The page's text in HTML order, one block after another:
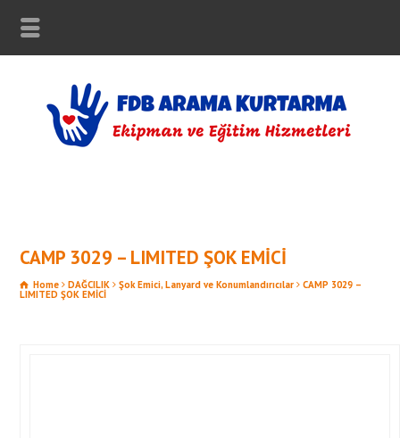
CAMP 3029 – LIMITED ŞOK EMİCİ
Home DAĞCILIK Şok Emici, Lanyard ve Konumlandırıcılar CAMP 3029 –
LIMITED ŞOK EMİCİ